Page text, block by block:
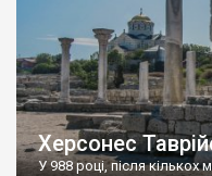
Херсонес
У 988 році, після кількох